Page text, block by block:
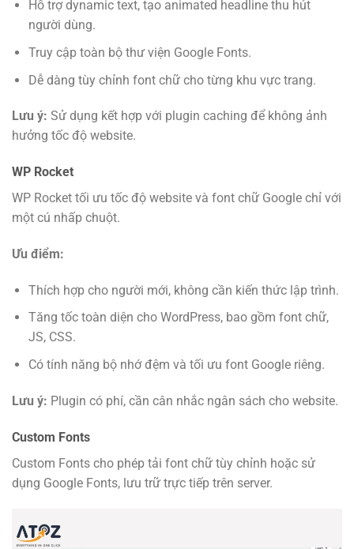
Hỗ trợ dynamic text, tạo animated headline thu hút
người dùng.
Truy cập toàn bộ thư viện Google Fonts.
Dễ dàng tùy chỉnh font chữ cho từng khu vực trang.
Lưu ý: Sử dụng kết hợp với plugin caching để không ảnh
hưởng tốc độ website.
WP Rocket
WP Rocket tối ưu tốc độ website và font chữ Google chỉ với
một cú nhấp chuột.
Ưu điểm:
Thích hợp cho người mới, không cần kiến thức lập trình.
Tăng tốc toàn diện cho WordPress, bao gồm font chữ,
JS, CSS.
Có tính năng bộ nhớ đệm và tối ưu font Google riêng.
Lưu ý: Plugin có phí, cần cân nhắc ngân sách cho website.
Custom Fonts
Custom Fonts cho phép tải font chữ tùy chỉnh hoặc sử
dụng Google Fonts, lưu trữ trực tiếp trên server.